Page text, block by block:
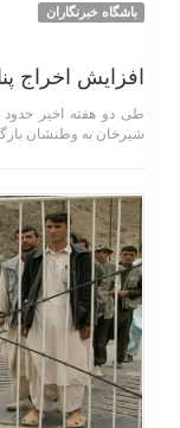
باشگاه خبرنگاران
افزایش اخراج
شیرخان به وطنشان